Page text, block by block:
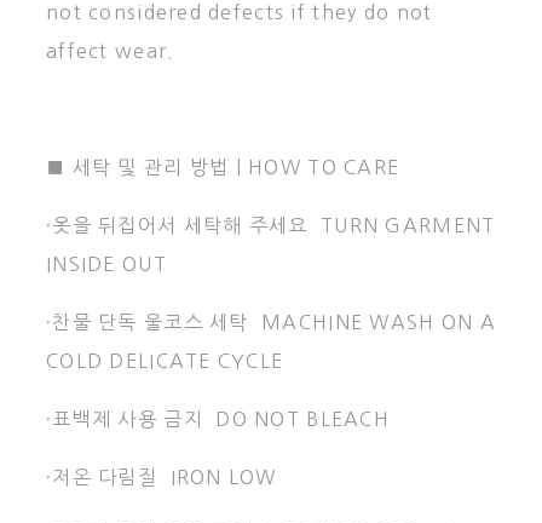
not considered defects if they do not
affect wear.
■ 세탁 및 관리 방법 | HOW TO CARE
·옷을 뒤집어서 세탁해 주세요 TURN GARMENT
INSIDE OUT
·찬물 단독 울코스 세탁 MACHINE WASH ON A
COLD DELICATE CYCLE
·표백제 사용 금지 DO NOT BLEACH
·저온 다림질 IRON LOW